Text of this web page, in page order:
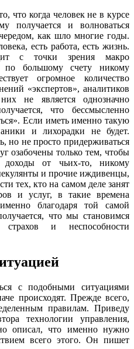
что когда человек не в курсе
получается и волноваться
как шло многие годы.
есть работа, есть жизнь.
с точки зрения макро
по большому счету никому
огромное количество
«экспертов», аналитиков
является однозначно
что бессмысленно
Если иметь именно такую
и лихорадки не будет.
но не просто придерживаться
озабочены только тем, чтобы
от чьих-то, никому
и прочие иждивенцы,
тех, кто на самом деле занят
и услуг, в такие времена
благодаря той самой
что мы становимся
страхов и неспособности
с подобными ситуациями
происходят. Прежде всего,
правилам. Приведу
технологии управления,
описал, что именно нужно
всего этого. Он пишет